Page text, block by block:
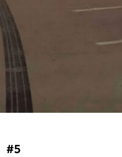
#5